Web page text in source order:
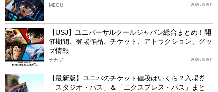
2020/06/01
MEGU
【USJ】ユニバーサルクールジャパン総合まとめ！開
催期間、登場作品、チケット、アトラクション、グッ
ズ情報
2020/06/01
ナカジ
【最新版】ユニバのチケット値段はいくら？入場券
「スタジオ・パス」＆「エクスプレス・パス」まと